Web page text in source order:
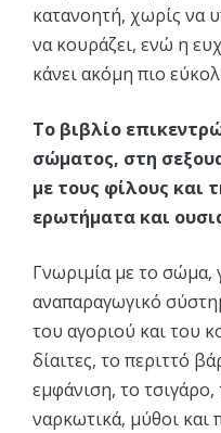
κατανοητή, χωρίς να
να κουράζει, ενώ η
κάνει ακόμη πιο
Το βιβλίο
σώματος, στη
με τους φίλους και
ερωτήματα και
Γνωριμία με το σώμα,
αναπαραγωγικό
του αγοριού και του
δίαιτες, το περιττό
εμφάνιση, το
ναρκωτικά, μύθοι και